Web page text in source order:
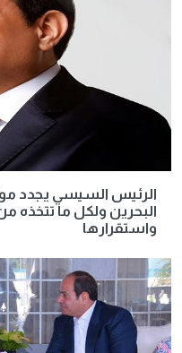
الرئيس السيسي يجدد
البحرين ولكل ما تتخذه
واستقرارها